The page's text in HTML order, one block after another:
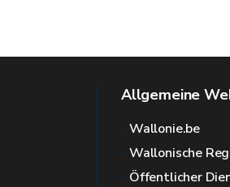
Allgemeine
Wallonie.be
Wallonische
Öffentlicher